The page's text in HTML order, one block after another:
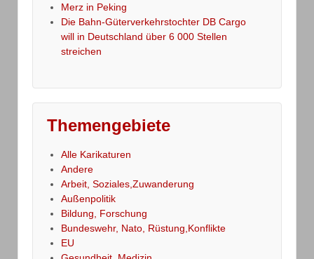
Merz in Peking
Die Bahn-Güterverkehrstochter DB Cargo
will in Deutschland über 6 000 Stellen
streichen
Themengebiete
Alle Karikaturen
Andere
Arbeit, Soziales,Zuwanderung
Außenpolitik
Bildung, Forschung
Bundeswehr, Nato, Rüstung,Konflikte
EU